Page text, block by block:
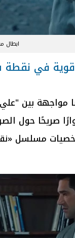
ابطال
قوية في
مواجهة بين
صريحًا حول
مسلسل